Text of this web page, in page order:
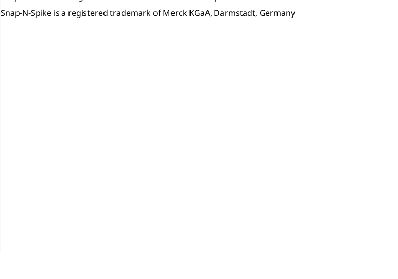
Snap-N-Spike is a registered trademark of Merck KGaA, Darmstadt, Germany